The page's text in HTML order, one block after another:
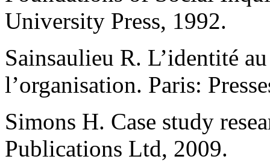
University Press, 1992.
Sainsaulieu R. L’identité
l’organisation. Paris:
Simons H. Case study
Publications Ltd, 2009.